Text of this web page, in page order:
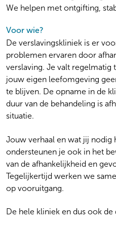
Bij verslaving aan opiaten kan
geboden met
methadon of buprenorfine.
over het verstrekken van de
en de wijze waarop we jou
ervan. Samen met jou wordt
afbouwen of stoppen met
blijven gebruiken?
Iatrogene verslaving
Als er sprake is van
huisartsen/specialisten
worden op basis van
gebruik van deze medicatie
worden afspraken met jou
We helpen met ontgifting,
Voor wie?
De verslavingskliniek is er
problemen ervaren door
verslaving. Je valt regelmatig
jouw eigen leefomgeving
te blijven. De opname in de
duur van de behandeling is
situatie.
Jouw verhaal en wat jij nodig
ondersteunen je ook in het
van de afhankelijkheid en
Tegelijkertijd werken we
op vooruitgang.
De hele kliniek en dus ook